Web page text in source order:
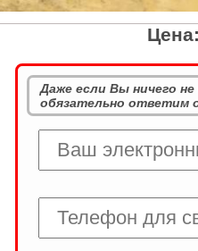
Даже если Вы ничего
обязательно ответим